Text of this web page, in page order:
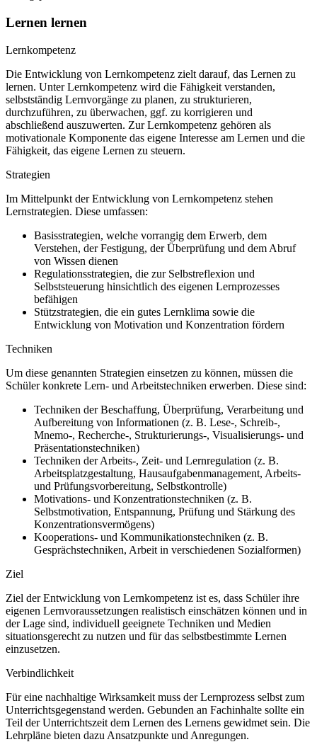
Lernen lernen
Lernkompetenz
Die Entwicklung von Lernkompetenz zielt darauf, das Lernen zu
lernen. Unter Lernkompetenz wird die Fähigkeit verstanden,
selbstständig Lernvorgänge zu planen, zu strukturieren,
durchzuführen, zu überwachen, ggf. zu korrigieren und
abschließend auszuwerten. Zur Lernkompetenz gehören als
motivationale Komponente das eigene Interesse am Lernen und die
Fähigkeit, das eigene Lernen zu steuern.
Strategien
Im Mittelpunkt der Entwicklung von Lernkompetenz stehen
Lernstrategien. Diese umfassen:
Basisstrategien, welche vorrangig dem Erwerb, dem
Verstehen, der Festigung, der Überprüfung und dem Abruf
von Wissen dienen
Regulationsstrategien, die zur Selbstreflexion und
Selbststeuerung hinsichtlich des eigenen Lernprozesses
befähigen
Stützstrategien, die ein gutes Lernklima sowie die
Entwicklung von Motivation und Konzentration fördern
Techniken
Um diese genannten Strategien einsetzen zu können, müssen die
Schüler konkrete Lern- und Arbeitstechniken erwerben. Diese sind:
Techniken der Beschaffung, Überprüfung, Verarbeitung und
Aufbereitung von Informationen (z. B. Lese-, Schreib-,
Mnemo-, Recherche-, Strukturierungs-, Visualisierungs- und
Präsentationstechniken)
Techniken der Arbeits-, Zeit- und Lernregulation (z. B.
Arbeitsplatzgestaltung, Hausaufgabenmanagement, Arbeits-
und Prüfungsvorbereitung, Selbstkontrolle)
Motivations- und Konzentrationstechniken (z. B.
Selbstmotivation, Entspannung, Prüfung und Stärkung des
Konzentrationsvermögens)
Kooperations- und Kommunikationstechniken (z. B.
Gesprächstechniken, Arbeit in verschiedenen Sozialformen)
Ziel
Ziel der Entwicklung von Lernkompetenz ist es, dass Schüler ihre
eigenen Lernvoraussetzungen realistisch einschätzen können und in
der Lage sind, individuell geeignete Techniken und Medien
situationsgerecht zu nutzen und für das selbstbestimmte Lernen
einzusetzen.
Verbindlichkeit
Für eine nachhaltige Wirksamkeit muss der Lernprozess selbst zum
Unterrichtsgegenstand werden. Gebunden an Fachinhalte sollte ein
Teil der Unterrichtszeit dem Lernen des Lernens gewidmet sein. Die
Lehrpläne bieten dazu Ansatzpunkte und Anregungen.